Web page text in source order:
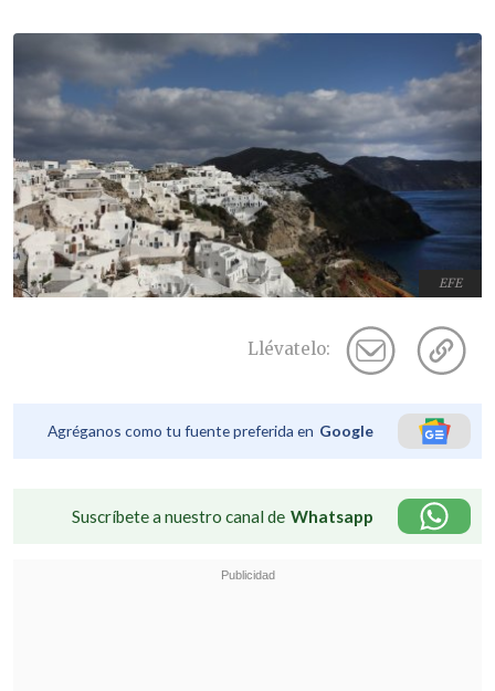
EFE
Llévatelo:
Agréganos como tu fuente preferida en Google
Suscríbete a nuestro canal de Whatsapp